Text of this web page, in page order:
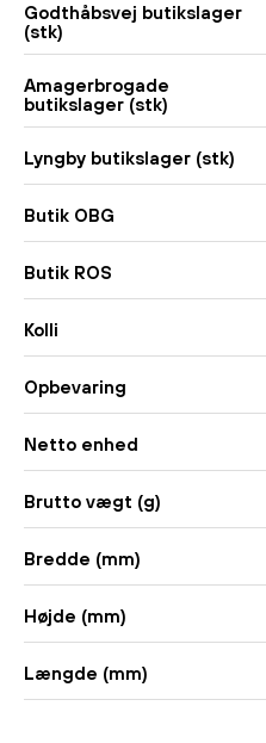
Godthåbsvej butikslager
(stk)
Amagerbrogade
butikslager (stk)
Lyngby butikslager (stk)
Butik OBG
Butik ROS
Kolli
Opbevaring
Netto enhed
Brutto vægt (g)
Bredde (mm)
Højde (mm)
Længde (mm)